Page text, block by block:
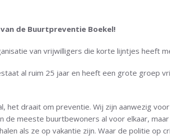
de Buurtpreventie Boekel!
van vrijwilligers die korte lijntjes heeft
al ruim 25 jaar en heeft een grote groep
het draait om preventie. Wij zijn aanwezig
de meeste buurtbewoners al voor elkaar,
als ze op vakantie zijn. Waar de politie